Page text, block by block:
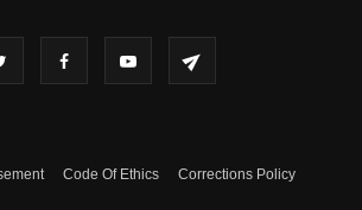
Code Of Ethics Corrections Policy